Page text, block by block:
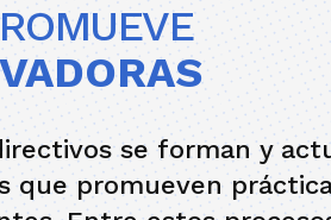
se forman y
promueven